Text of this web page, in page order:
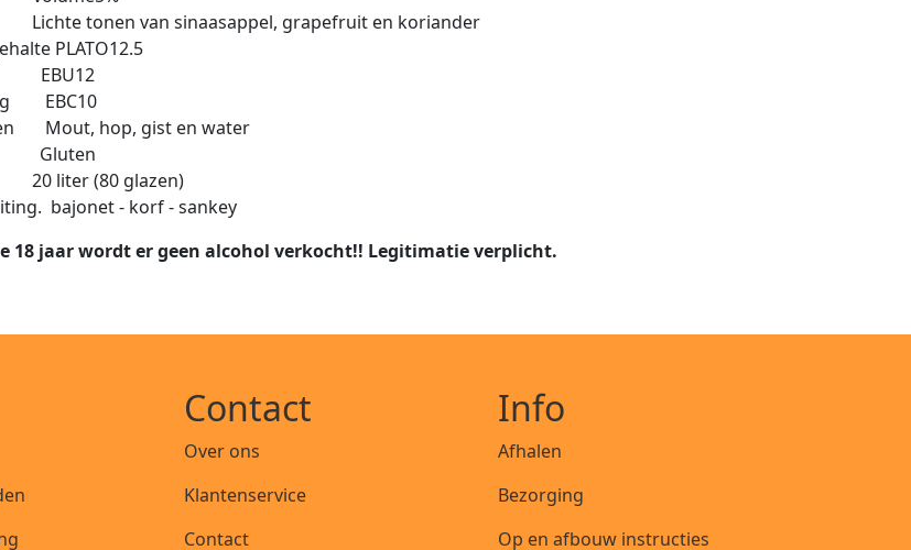
Lichte tonen van sinaasappel, grapefruit en koriander
PLATO12.5
EBU12
EBC10
Mout, hop, gist en water
Gluten
20 liter (80 glazen)
bajonet - korf - sankey
18 jaar wordt er geen alcohol verkocht!! Legitimatie verplicht.
Contact
Over ons
Klantenservice
Contact
Info
Afhalen
Bezorging
Op en afbouw instructies